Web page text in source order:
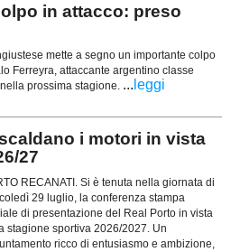
in attacco: preso
mette a segno un importante colpo
Ferreyra, attaccante argentino classe
prossima stagione. ... leggi
i motori in vista
27
RECANATI. Si è tenuta nella giornata di
29 luglio, la conferenza stampa
di presentazione del Real Porto in vista
stagione sportiva 2026/2027. Un
ricco di entusiasmo e ambizione,